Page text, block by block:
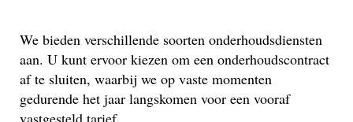
We bieden verschillende soorten onderhoudsdiensten
aan. U kunt ervoor kiezen om een onderhoudscontract
af te sluiten, waarbij we op vaste momenten
gedurende het jaar langskomen voor een vooraf
vastgesteld tarief.